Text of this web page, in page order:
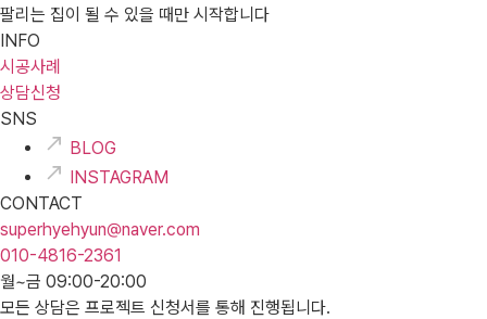
팔리는 집이 될 수 있을 때만 시작합니다
INFO
시공사례
상담신청
SNS
BLOG
INSTAGRAM
CONTACT
superhyehyun@naver.com
010-4816-2361
월~금 09:00-20:00
모든 상담은 프로젝트 신청서를 통해 진행됩니다.